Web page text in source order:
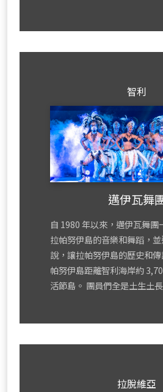
智利
邁伊瓦舞
自 1980 年以來，邁伊瓦舞團
拉帕努伊島的音樂和舞蹈，
說，讓拉帕努伊島的歷史和
帕努伊島距離智利海岸約
活節島。 團員們全是土生土
拉脫維亞